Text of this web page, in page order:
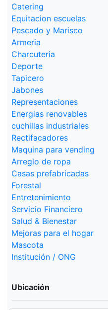
Catering
Equitacion escuelas
Pescado y Marisco
Armeria
Charcuteria
Deporte
Tapicero
Jabones
Representaciones
Energias renovables
cuchillas industriales
Rectifacadores
Maquina para vending
Arreglo de ropa
Casas prefabricadas
Forestal
Entretenimiento
Servicio Financiero
Salud & Bienestar
Mejoras para el hogar
Mascota
Institución / ONG
Ubicación